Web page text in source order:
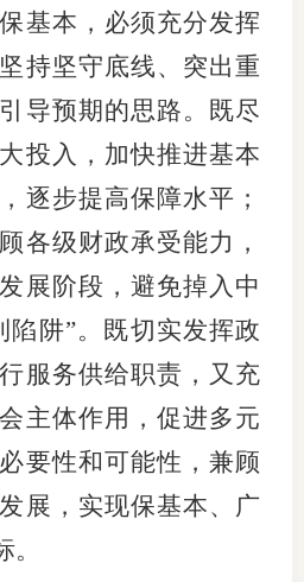
基本，必须充分发挥
持坚守底线、突出重
导预期的思路。既尽
投入，加快推进基本
逐步提高保障水平；
各级财政承受能力，
展阶段，避免掉入中
陷阱”。既切实发挥政
服务供给职责，又充
主体作用，促进多元
要性和可能性，兼顾
展，实现保基本、广